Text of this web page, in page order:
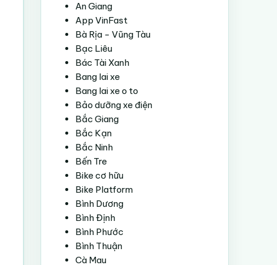
An Giang
App VinFast
Bà Rịa - Vũng Tàu
Bạc Liêu
Bác Tài Xanh
Bang lai xe
Bang lai xe o to
Bảo dưỡng xe điện
Bắc Giang
Bắc Kạn
Bắc Ninh
Bến Tre
Bike cơ hữu
Bike Platform
Bình Dương
Bình Định
Bình Phước
Bình Thuận
Cà Mau